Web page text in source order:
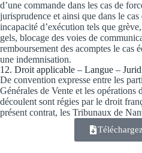
d’une commande dans les cas de
jurisprudence et ainsi que dans le
incapacité d’exécution tels que
gels, blocage des voies de
remboursement des acomptes le cas
une indemnisation.
12. Droit applicable – Langue –
De convention expresse entre les
Générales de Vente et les opérations
découlent sont régies par le droit
présent contrat, les Tribunaux de